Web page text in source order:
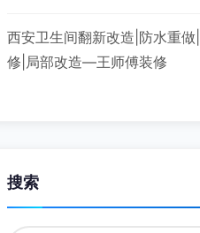
西安卫生间翻新改造|防水重
修|局部改造—王师傅装修
搜索